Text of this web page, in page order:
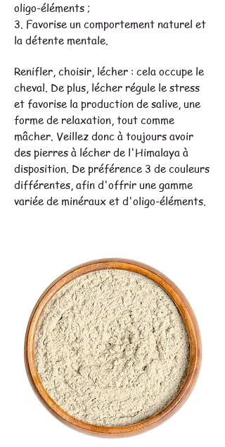
oligo-éléments ;
3. Favorise un comportement naturel et
la détente mentale.
Renifler, choisir, lécher : cela occupe le
cheval. De plus, lécher régule le stress
et favorise la production de salive, une
forme de relaxation, tout comme
mâcher. Veillez donc à toujours avoir
des pierres à lécher de l'Himalaya à
disposition. De préférence 3 de couleurs
différentes, afin d'offrir une gamme
variée de minéraux et d'oligo-éléments.